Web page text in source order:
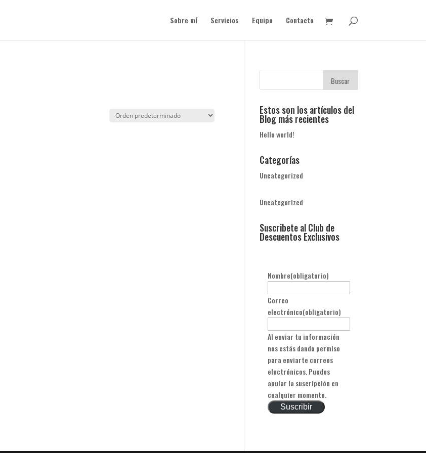
Sobre mí Servicios Equipo Contacto
Estos son los artículos del
Blog más recientes
Hello world!
Categorías
Uncategorized
Uncategorized
Suscribete al Club de
Descuentos Exclusivos
Nombre(obligatorio)
Correo
electrónico(obligatorio)
Al enviar tu información
nos estás dando permiso
para enviarte correos
electrónicos. Puedes
anular la suscripción en
cualquier momento.
Suscribir